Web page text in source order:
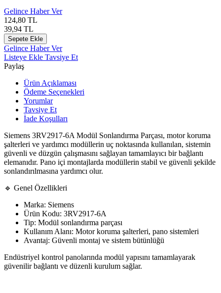
Gelince Haber Ver
124,80 TL
39,94 TL
Sepete Ekle
Gelince Haber Ver
Listeye Ekle Tavsiye Et
Paylaş
Ürün Açıklaması
Ödeme Seçenekleri
Yorumlar
Tavsiye Et
İade Koşulları
Siemens 3RV2917-6A Modül Sonlandırma Parçası, motor koruma
şalterleri ve yardımcı modüllerin uç noktasında kullanılan, sistemin
güvenli ve düzgün çalışmasını sağlayan tamamlayıcı bir bağlantı
elemanıdır. Pano içi montajlarda modüllerin stabil ve güvenli şekilde
sonlandırılmasına yardımcı olur.
🔹 Genel Özellikleri
Marka: Siemens
Ürün Kodu: 3RV2917-6A
Tip: Modül sonlandırma parçası
Kullanım Alanı: Motor koruma şalterleri, pano sistemleri
Avantaj: Güvenli montaj ve sistem bütünlüğü
Endüstriyel kontrol panolarında modül yapısını tamamlayarak
güvenilir bağlantı ve düzenli kurulum sağlar.